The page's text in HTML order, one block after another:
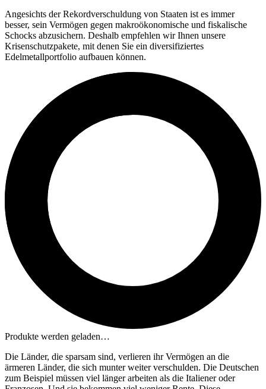
Angesichts der Rekordverschuldung von Staaten ist es immer
besser, sein Vermögen gegen makroökonomische und fiskalische
Schocks abzusichern. Deshalb empfehlen wir Ihnen unsere
Krisenschutzpakete, mit denen Sie ein diversifiziertes
Edelmetallportfolio aufbauen können.
Produkte werden geladen…
Die Länder, die sparsam sind, verlieren ihr Vermögen an die
ärmeren Länder, die sich munter weiter verschulden. Die Deutschen
zum Beispiel müssen viel länger arbeiten als die Italiener oder